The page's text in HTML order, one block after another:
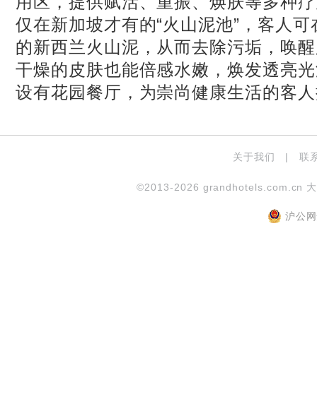
仅在新加坡才有的“火山泥池”，客人
的新西兰火山泥，从而去除污垢，唤
干燥的皮肤也能倍感水嫩，焕发透亮
设有花园餐厅，为崇尚健康生活的客
关于我们 | 联
©2013-2026 grandhotels.com.cn
沪公